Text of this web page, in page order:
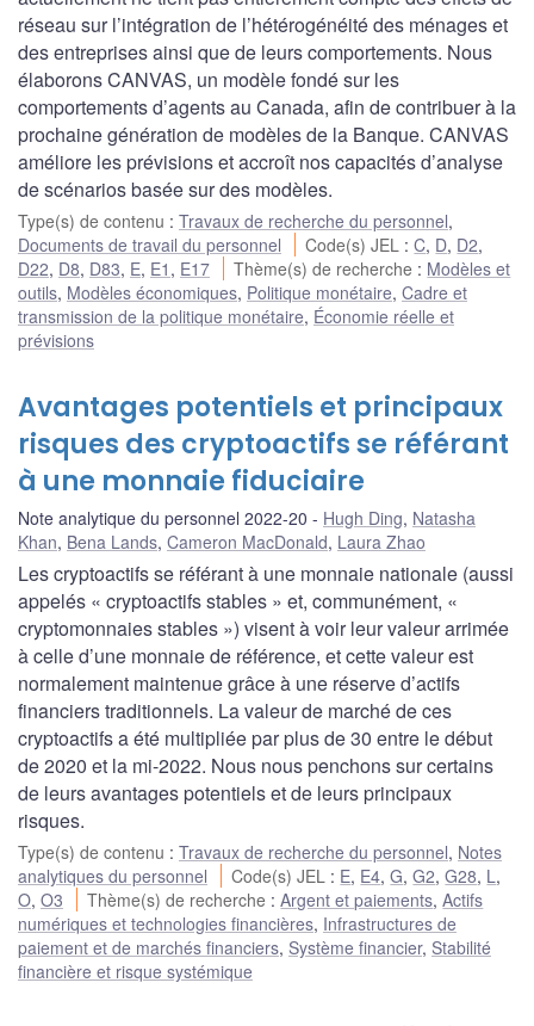
réseau sur l’intégration de l’hétérogénéité des ménages et
des entreprises ainsi que de leurs comportements. Nous
élaborons CANVAS, un modèle fondé sur les
comportements d’agents au Canada, afin de contribuer à la
prochaine génération de modèles de la Banque. CANVAS
améliore les prévisions et accroît nos capacités d’analyse
de scénarios basée sur des modèles.
Type(s) de contenu : Travaux de recherche du personnel,
Documents de travail du personnel
Code(s) JEL :C, D, D2,
D22, D8, D83, E, E1 , E17 Thème(s) de recherche : Modèles et
outils, Modèles économiques, Politique monétaire, Cadre et
transmission de la politique monétaire, Économie réelle et
prévisions
Avantages potentiels et principaux
risques des cryptoactifs se référant
à une monnaie fiduciaire
Note analytique du personnel 2022-20 Hugh Ding, Natasha
Khan, Bena Lands, Cameron MacDonald, Laura Zhao
Les cryptoactifs se référant à une monnaie nationale (aussi
appelés « cryptoactifs stables » et, communément, «
cryptomonnaies stables ») visent à voir leur valeur arrimée
à celle d’une monnaie de référence, et cette valeur est
normalement maintenue grâce à une réserve d’actifs
financiers traditionnels. La valeur de marché de ces
cryptoactifs a été multipliée par plus de 30 entre le début
de 2020 et la mi-2022. Nous nous penchons sur certains
de leurs avantages potentiels et de leurs principaux
risques.
Type(s) de contenu : Travaux de recherche du personnel, Notes
analytiques du personnel
Code(s) JEL : E, E4,G,G2,G28, L ,
O, O3 Thème(s) de recherche :Argent et paiements,Actifs
numériques et technologies financières, Infrastructures de
paiement et de marchés financiers, Système financier, Stabilité
financière et risque systémique